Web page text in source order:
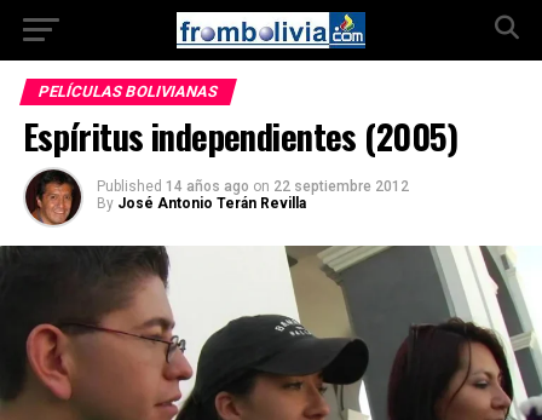
PELÍCULAS BOLIVIANAS
Espíritus independientes (2005)
Published 14 años ago on 22 septiembre 2012
By José Antonio Terán Revilla